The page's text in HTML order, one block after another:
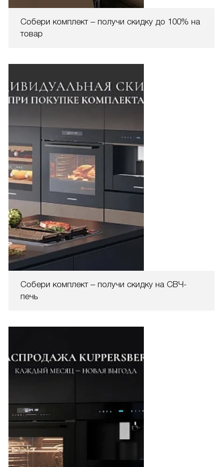
Собери комплект – получи скидку до 100% на
товар
Собери комплект – получи скидку на СВЧ-
печь